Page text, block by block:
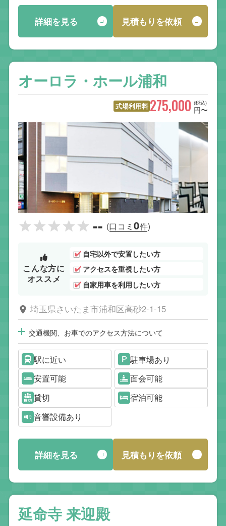
詳細を見る 見積もりを依頼
オーロラ・ホール浦和
式場利用料 (税込)
275,000 円〜
-- (口コミ0件)
こんな方に
オススメ
自宅以外で安置したい方
アクセスを重視したい方
自家用車を利用したい方
埼玉県さいたま市浦和区高砂2-1-15
交通機関、お車でのアクセス方法について
駅に近い
駐車場あり
安置可能
面会可能
貸切
宿泊可能
音響設備あり
詳細を見る 見積もりを依頼
延命寺 来迎殿